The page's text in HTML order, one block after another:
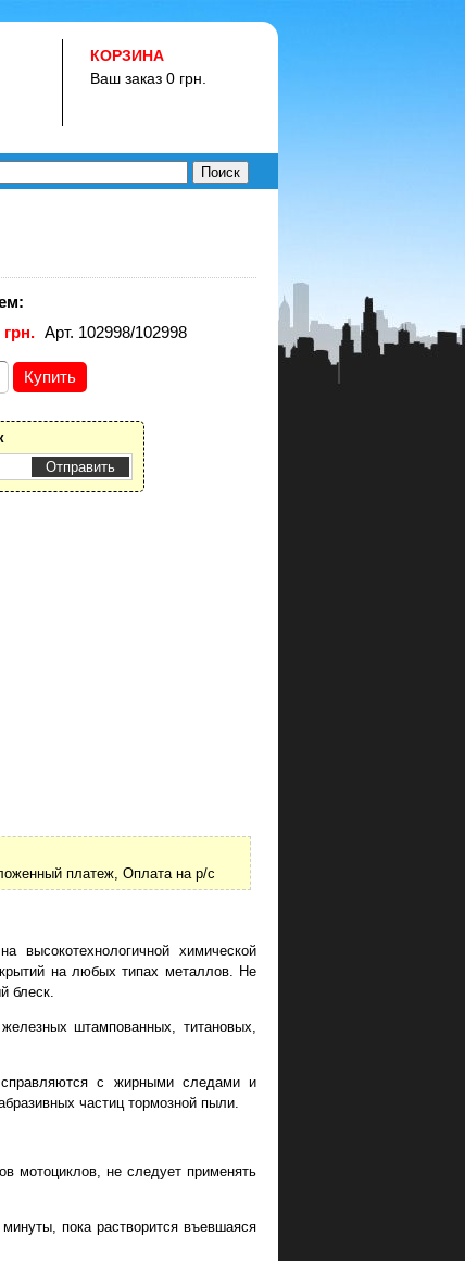
грн. Арт. 102998/102998
платеж, Оплата на р/с
высокотехнологичной химической
на любых типах металлов. Не
блеск.
штампованных, титановых,
справляются с жирными следами и
частиц тормозной пыли.
мотоциклов, не следует применять
пока растворится въевшаяся
КОРЗИНА
Ваш заказ 0 грн.